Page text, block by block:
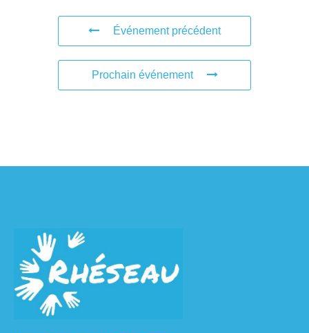
Événement précédent
Prochain événement